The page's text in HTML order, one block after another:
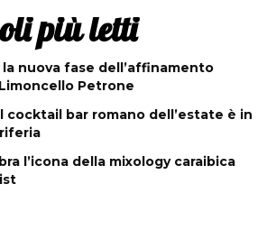
più letti
la nuova fase dell’affinamento
Petrone
cocktail bar romano dell’estate è in
l’icona della mixology caraibica